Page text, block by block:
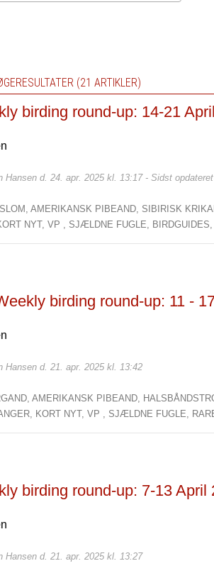
(21 ARTIKLER)
birding round-up: 14-21
Hansen d. 24. apr. 2025 kl. 13:17 - Sidst
AMERIKANSK PIBEAND, SIBIRISK
NYT,VP , SJÆLDNE FUGLE, BIRDGUIDES,
birding round-up: 11 -
Hansen d. 21. apr. 2025 kl. 13:42
AMERIKANSK PIBEAND,
KORT NYT,VP , SJÆLDNE FUGLE,
birding round-up: 7-13 April
Hansen d. 21. apr. 2025 kl. 13:27